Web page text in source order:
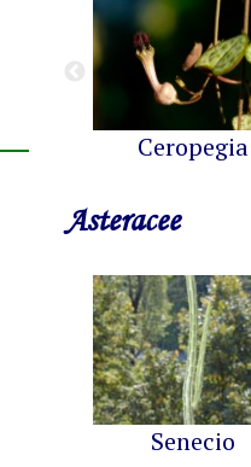
Ceropegia
Asteracee
Senecio